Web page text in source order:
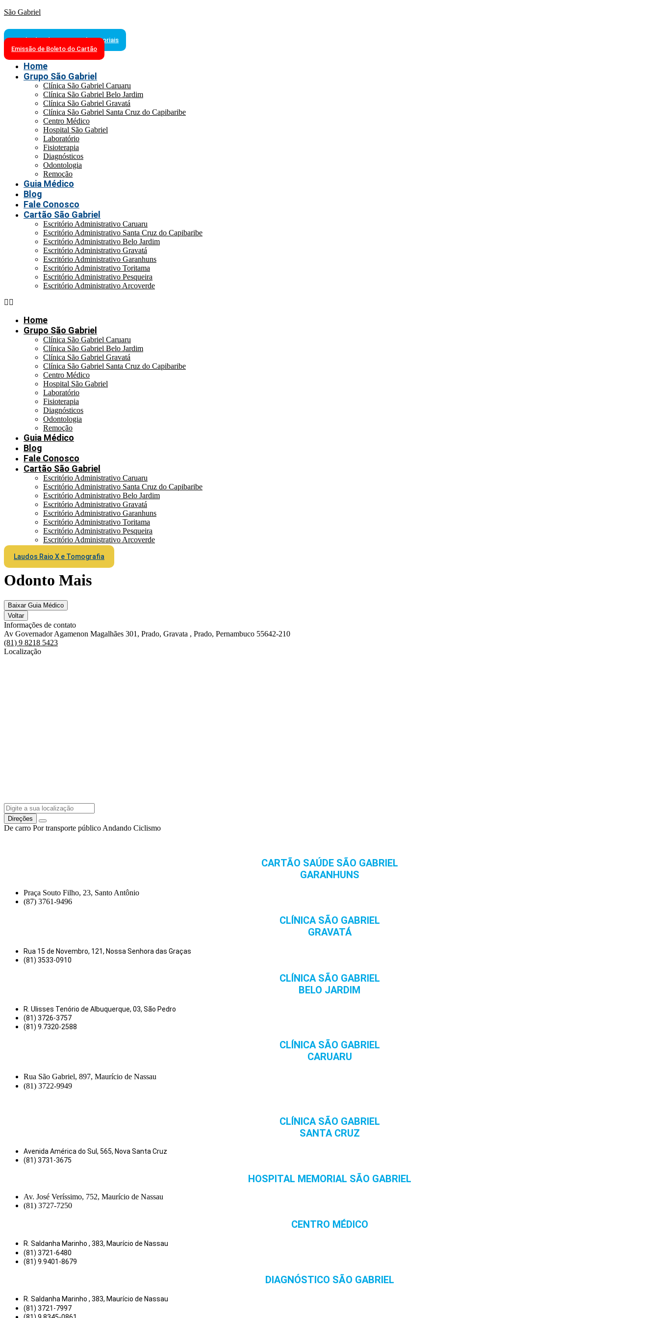
São Gabriel
Resultados de Exames Laboratoriais
Emissão de Boleto do Cartão
Home
Grupo São Gabriel
Clínica São Gabriel Caruaru
Clínica São Gabriel Belo Jardim
Clínica São Gabriel Gravatá
Clínica São Gabriel Santa Cruz do Capibaribe
Centro Médico
Hospital São Gabriel
Laboratório
Fisioterapia
Diagnósticos
Odontologia
Remoção
Guia Médico
Blog
Fale Conosco
Cartão São Gabriel
Escritório Administrativo Caruaru
Escritório Administrativo Santa Cruz do Capibaribe
Escritório Administrativo Belo Jardim
Escritório Administrativo Gravatá
Escritório Administrativo Garanhuns
Escritório Administrativo Toritama
Escritório Administrativo Pesqueira
Escritório Administrativo Arcoverde
Home
Grupo São Gabriel
Clínica São Gabriel Caruaru
Clínica São Gabriel Belo Jardim
Clínica São Gabriel Gravatá
Clínica São Gabriel Santa Cruz do Capibaribe
Centro Médico
Hospital São Gabriel
Laboratório
Fisioterapia
Diagnósticos
Odontologia
Remoção
Guia Médico
Blog
Fale Conosco
Cartão São Gabriel
Escritório Administrativo Caruaru
Escritório Administrativo Santa Cruz do Capibaribe
Escritório Administrativo Belo Jardim
Escritório Administrativo Gravatá
Escritório Administrativo Garanhuns
Escritório Administrativo Toritama
Escritório Administrativo Pesqueira
Escritório Administrativo Arcoverde
Laudos Raio X e Tomografia
Odonto Mais
Baixar Guia Médico
Voltar
Informações de contato
Av Governador Agamenon Magalhães 301, Prado, Gravata , Prado, Pernambuco 55642-210
(81) 9 8218 5423
Localização
Direções
De carro Por transporte público Andando Ciclismo
CARTÃO SAÚDE SÃO GABRIEL
GARANHUNS
Praça Souto Filho, 23, Santo Antônio
(87) 3761-9496
CLÍNICA SÃO GABRIEL
GRAVATÁ
Rua 15 de Novembro, 121, Nossa Senhora das Graças
(81) 3533-0910
CLÍNICA SÃO GABRIEL
BELO JARDIM
R. Ulisses Tenório de Albuquerque, 03, São Pedro
(81) 3726-3757
(81) 9.7320-2588
CLÍNICA SÃO GABRIEL
CARUARU
Rua São Gabriel, 897, Maurício de Nassau
(81) 3722-9949
CLÍNICA SÃO GABRIEL
SANTA CRUZ
Avenida América do Sul, 565, Nova Santa Cruz
(81) 3731-3675
HOSPITAL MEMORIAL SÃO GABRIEL
Av. José Veríssimo, 752, Maurício de Nassau
(81) 3727-7250
CENTRO MÉDICO
R. Saldanha Marinho , 383, Maurício de Nassau
(81) 3721-6480
(81) 9.9401-8679
DIAGNÓSTICO SÃO GABRIEL
R. Saldanha Marinho , 383, Maurício de Nassau
(81) 3721-7997